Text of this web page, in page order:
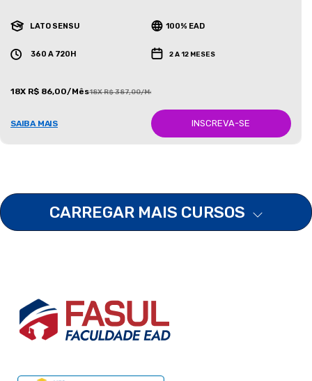
LATO SENSU 100% EAD
360 A 720H 2 A 12 MESES
18X R$ 86,00/Mês18X R$ 387,00/Mês
SAIBA MAIS INSCREVA-SE
CARREGAR MAIS CURSOS